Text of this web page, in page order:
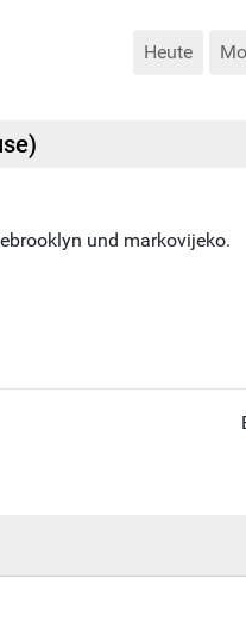
Heute Mo
und markovijeko.